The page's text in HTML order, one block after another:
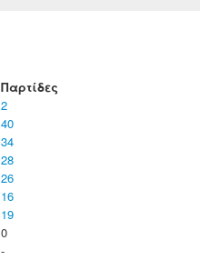
Παρτίδες
2
40
34
28
26
16
19
0
-